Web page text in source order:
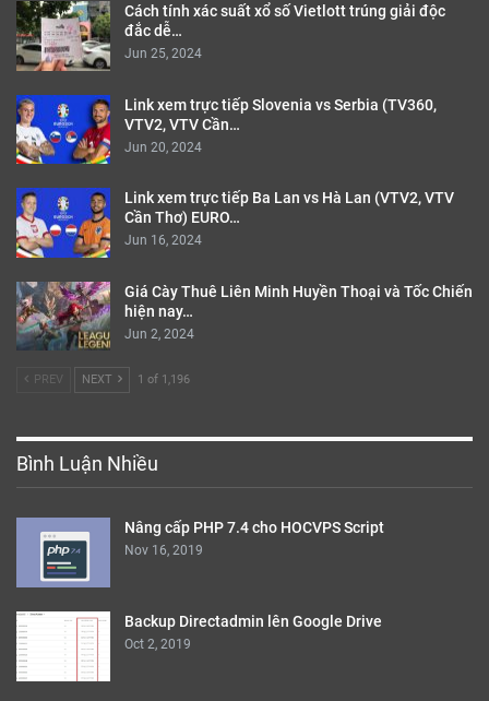
Cách tính xác suất xổ số Vietlott trúng giải độc
đắc dễ…
Jun 25, 2024
Link xem trực tiếp Slovenia vs Serbia (TV360,
VTV2, VTV Cần…
Jun 20, 2024
Link xem trực tiếp Ba Lan vs Hà Lan (VTV2, VTV
Cần Thơ) EURO…
Jun 16, 2024
Giá Cày Thuê Liên Minh Huyền Thoại và Tốc Chiến
hiện nay…
Jun 2, 2024
PREV NEXT 1 of 1,196
Bình Luận Nhiều
Nâng cấp PHP 7.4 cho HOCVPS Script
Nov 16, 2019
Backup Directadmin lên Google Drive
Oct 2, 2019